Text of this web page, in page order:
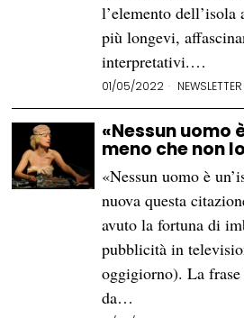
l’elemento dell’isola
più longevi,
interpretativi.…
01/05/2022 NEWSLETTER
«Nessun uomo
meno che non
«Nessun uomo è
nuova questa
avuto la fortuna di
pubblicità in
oggigiorno). La
da…